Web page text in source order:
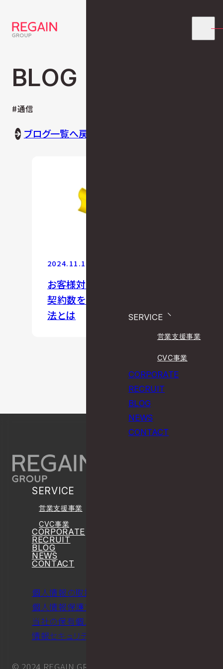
SERVICE
営業支援事業
CVC事業
CORPORATE
RECRUIT
BLOG
NEWS
CONTACT
BLOG
#通信
ブログ一覧へ戻る
2024.11.14
お客様対応していなかった深夜に
契約数を3倍にしたチャット活用方
法とは
SERVICE
営業支援事業
CVC事業
CORPORATE
RECRUIT
BLOG
NEWS
CONTACT
個人情報の取扱いについて
個人情報保護方針について
当社の保有個人データについて
情報セキュリティに関する方針について